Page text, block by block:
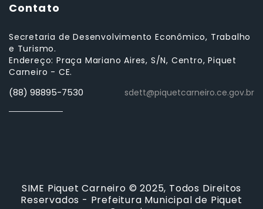
Contato
Secretaria de Desenvolvimento Econômico, Trabalho
e Turismo.
Endereço: Praça Mariano Aires, S/N, Centro, Piquet
Carneiro - CE.
(88) 98895-7530 sdett@piquetcarneiro.ce.gov.br
SIME Piquet Carneiro © 2025, Todos Direitos
Reservados - Prefeitura Municipal de Piquet